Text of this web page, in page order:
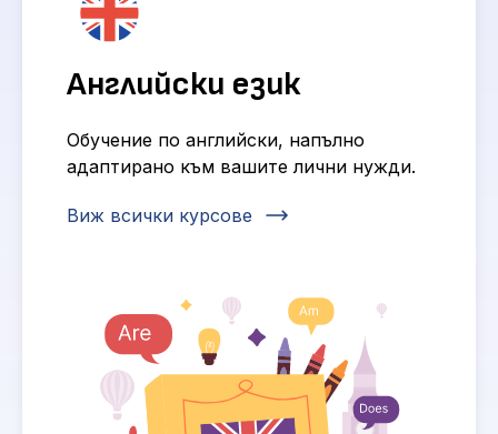
Английски език
Обучение по английски, напълно
адаптирано към вашите лични нужди.
Виж всички курсове